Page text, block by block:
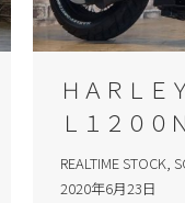
ＨＡＲＬＥ
Ｌ１２０
REALTIME STOCK
2020年6月23日